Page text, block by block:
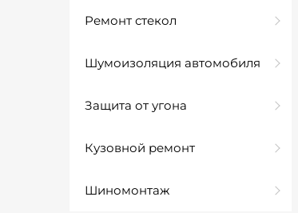
Ремонт стекол
Шумоизоляция автомобиля
Защита от угона
Кузовной ремонт
Шиномонтаж